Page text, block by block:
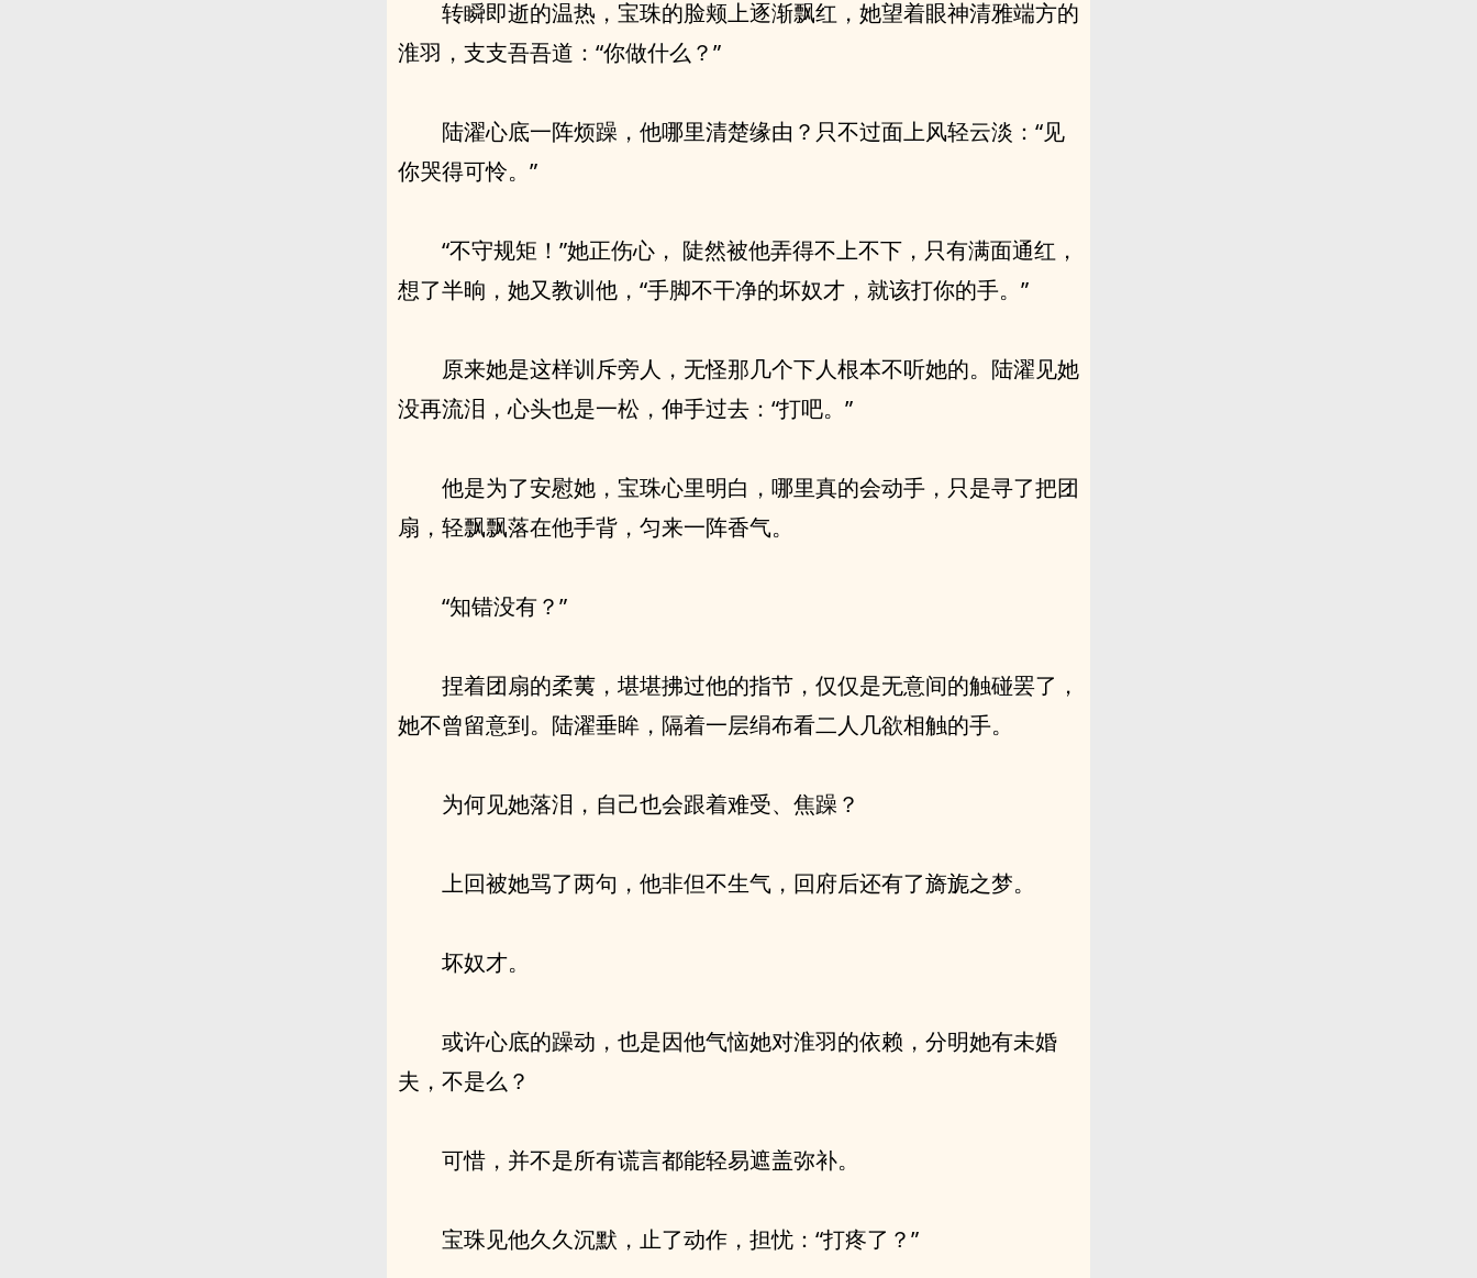
转瞬即逝的温热，宝珠的脸颊上逐渐飘红，她望着眼神清雅端方的
淮羽，支支吾吾道：“你做什么？”
陆濯心底一阵烦躁，他哪里清楚缘由？只不过面上风轻云淡：“见
你哭得可怜。”
“不守规矩！”她正伤心， 陡然被他弄得不上不下，只有满面通红，
想了半晌，她又教训他，“手脚不干净的坏奴才，就该打你的手。”
原来她是这样训斥旁人，无怪那几个下人根本不听她的。陆濯见她
没再流泪，心头也是一松，伸手过去：“打吧。”
他是为了安慰她，宝珠心里明白，哪里真的会动手，只是寻了把团
扇，轻飘飘落在他手背，匀来一阵香气。
“知错没有？”
捏着团扇的柔荑，堪堪拂过他的指节，仅仅是无意间的触碰罢了，
她不曾留意到。陆濯垂眸，隔着一层绢布看二人几欲相触的手。
为何见她落泪，自己也会跟着难受、焦躁？
上回被她骂了两句，他非但不生气，回府后还有了旖旎之梦。
坏奴才。
或许心底的躁动，也是因他气恼她对淮羽的依赖，分明她有未婚
夫，不是么？
可惜，并不是所有谎言都能轻易遮盖弥补。
宝珠见他久久沉默，止了动作，担忧：“打疼了？”